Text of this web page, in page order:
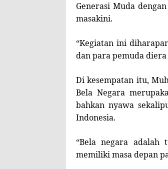
Generasi Muda
masakini.
“Kegiatan ini
dan para pemuda
Di kesempatan itu,
Bela Negara
bahkan nyawa
Indonesia.
“Bela negara adalah
memiliki masa depan